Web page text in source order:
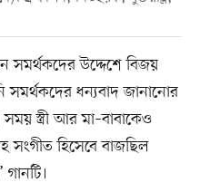
সমর্থকদের উদ্দেশে বিজয়
সমর্থকদের ধন্যবাদ জানানোর
স্ত্রী আর মা–বাবাকেও
সংগীত হিসেবে বাজছিল